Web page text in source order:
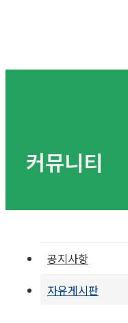
커뮤니티
공지사항
자유게시판